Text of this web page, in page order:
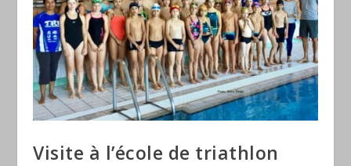
Visite à l’école de triathlon